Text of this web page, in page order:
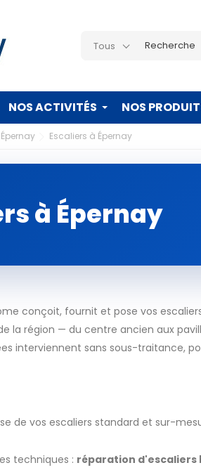
Tous
NOS ACTIVITÉS NOS
Escaliers à Épernay
à Épernay
conçoit, fournit et pose vos
la région — du centre ancien aux
interviennent sans sous-traitance,
de vos escaliers standard et sur-
techniques : réparation d'escaliers